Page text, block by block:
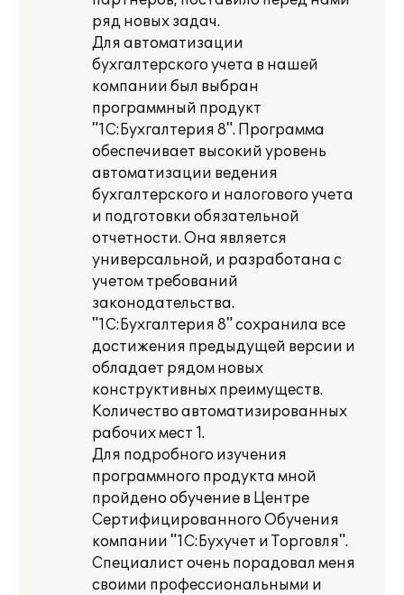
ряд новых задач.
Для автоматизации
бухгалтерского учета в нашей
компании был выбран
программный продукт
"1С:Бухгалтерия 8". Программа
обеспечивает высокий уровень
автоматизации ведения
бухгалтерского и налогового учета
и подготовки обязательной
отчетности. Она является
универсальной, и разработана с
учетом требований
законодательства.
"1С:Бухгалтерия 8" сохранила все
достижения предыдущей версии и
обладает рядом новых
конструктивных преимуществ.
Количество автоматизированных
рабочих мест 1.
Для подробного изучения
программного продукта мной
пройдено обучение в Центре
Сертифицированного Обучения
компании "1С:Бухучет и Торговля".
Специалист очень порадовал меня
своими профессиональными и